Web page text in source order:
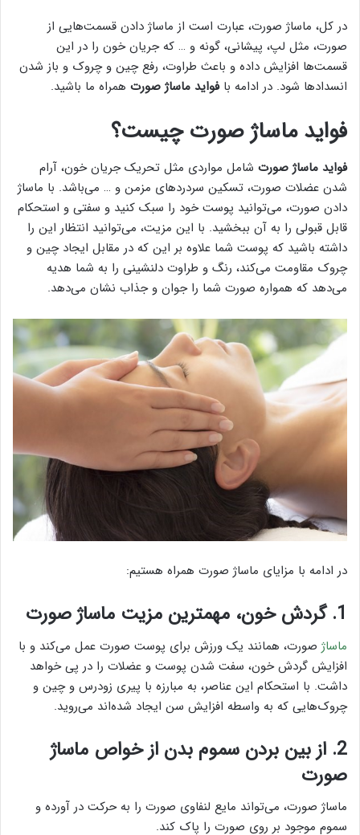
در کل، ماساژ صورت، عبارت است از ماساژ دادن قسمت‌هایی از
صورت، مثل لپ‌، پیشانی، گونه و … که جریان خون را در این
قسمت‌ها افزایش داده و باعث طراوت، رفع چین و چروک و باز شدن
انسداد‌ها شود. در ادامه بافواید ماساژ صورت همراه ما باشید.
فواید ماساژ صورت چیست؟
فواید ماساژ صورت شامل مواردی مثل تحریک جریان خون، آرام
شدن عضلات صورت، تسکین سردرد‌های مزمن و … می‌باشد. با ماساژ
دادن صورت، می‌توانید پوست خود را سبک کنید و سفتی و استحکام
قابل قبولی را به آن ببخشید. با این مزیت، می‌توانید انتظار این را
داشته باشید که پوست شما علاوه بر این که در مقابل ایجاد چین و
چروک مقاومت می‌کند، رنگ و طراوت دلنشینی را به شما هدیه
می‌دهد که همواره صورت شما را جوان و جذاب نشان می‌دهد.
در ادامه با مزایای ماساژ صورت همراه هستیم:
1. گردش خون، مهمترین مزیت ماساژ صورت
ماساژ صورت، همانند یک ورزش برای پوست صورت عمل می‌کند و با
افزایش گردش خون، سفت شدن پوست و عضلات را در پی خواهد
داشت. با استحکام این عناصر، به مبارزه با پیری زودرس و چین و
چروک‌هایی که به واسطه افزایش سن ایجاد شده‌اند می‌روید.
2. از بین بردن سموم بدن از خواص ماساژ
صورت
ماساژ صورت، می‌تواند مایع لنفاوی صورت را به حرکت در آورده و
سموم موجود بر روی صورت را پاک کند.